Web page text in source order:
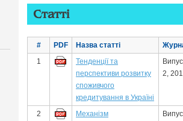
Статті
# PDF Назва статті
1
Тенденції та
перспективи розвитку
споживчого
кредитування в Україні
2,
2
Механізм